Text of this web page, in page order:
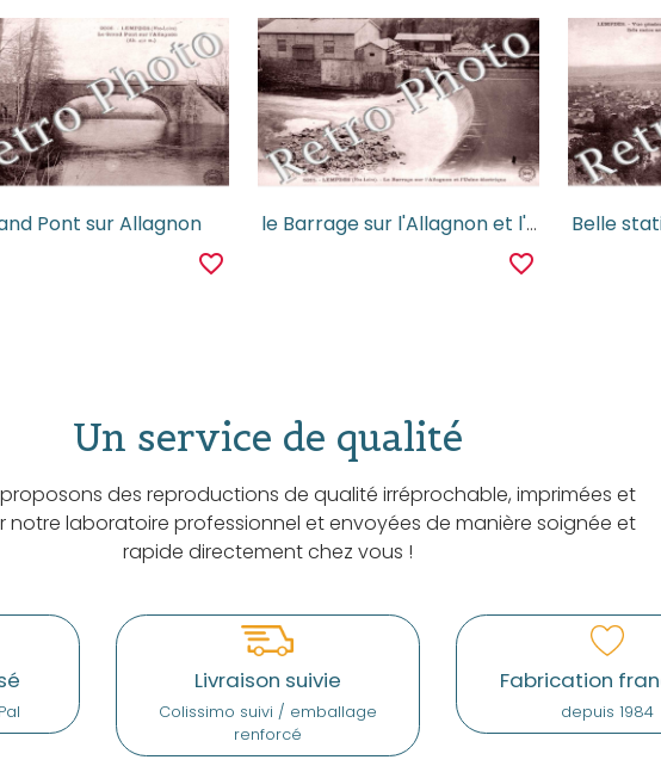
Pont sur Allagnon
favorite_border
le Barrage sur l'Allagnon et l'Usine Electrique
favorite_border
Belle
Un service de qualité
des reproductions de qualité irréprochable, imprimées et
notre laboratoire professionnel et envoyées de manière soignée et
rapide directement chez vous !
Livraison suivie
Colissimo suivi / emballage
renforcé
Fabrication
depuis 1984